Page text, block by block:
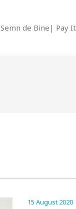
Semn de Bine Pay
15 August 2020